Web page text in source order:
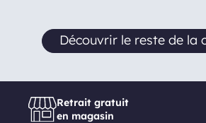
Découvrir le reste de la
Retrait gratuit
en magasin